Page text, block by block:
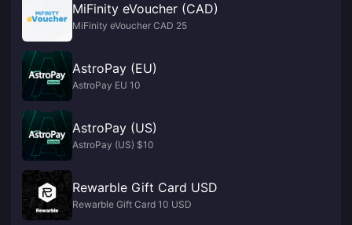
MiFinity eVoucher (CAD)
MiFinity eVoucher CAD 25
AstroPay (EU)
AstroPay EU 10
AstroPay (US)
AstroPay (US) $10
Rewarble Gift Card USD
Rewarble Gift Card 10 USD